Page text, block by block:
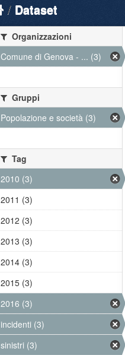
Dataset
Organizzazioni
Comune di Genova - ... (3)
Gruppi
Popolazione e società (3)
Tag
2010 (3)
2011 (3)
2012 (3)
2013 (3)
2014 (3)
2015 (3)
2016 (3)
incidenti (3)
sinistri (3)